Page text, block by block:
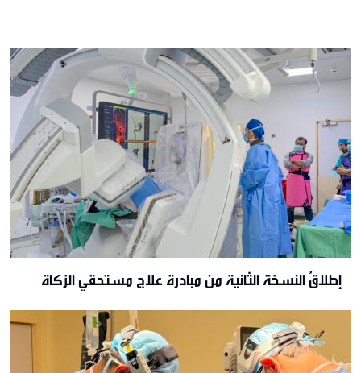
إطلاقُ النسخة الثانية من مبادرة علاج مستحقي الزكاة